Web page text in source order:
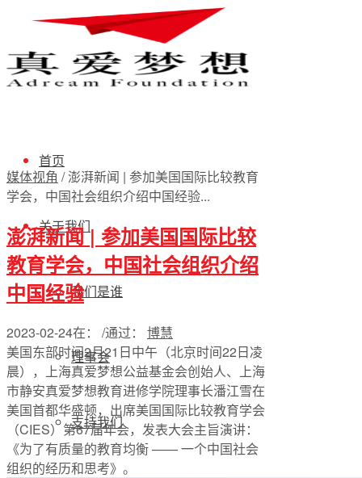
首页
关于我们
我们是谁
理事会
支持我们
媒体视角 /澎湃新闻 | 参加美国国际比较教育
学会，中国社会组织介绍中国经验...
澎湃新闻 | 参加美国国际比较
教育学会，中国社会组织介绍
中国经验
2023-02-24在： /通过： 博慧
美国东部时间2月21日中午（北京时间22日凌
晨），上海真爱梦想公益基金会创始人、上海
市静安真爱梦想教育进修学院理事长潘江雪在
美国首都华盛顿，出席美国国际比较教育学会
（CIES）第67届年会，发表大会主旨演讲：
《为了有质量的教育均衡 —— 一个中国社会
组织的经历和思考》。